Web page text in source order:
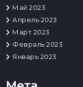
Май 2023
Апрель 2023
Март 2023
Февраль 2023
Январь 2023